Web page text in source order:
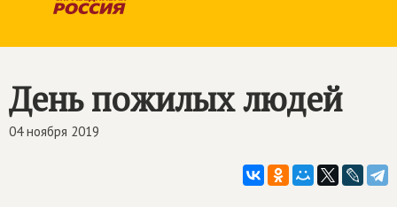
День пожилых людей
04 ноября 2019